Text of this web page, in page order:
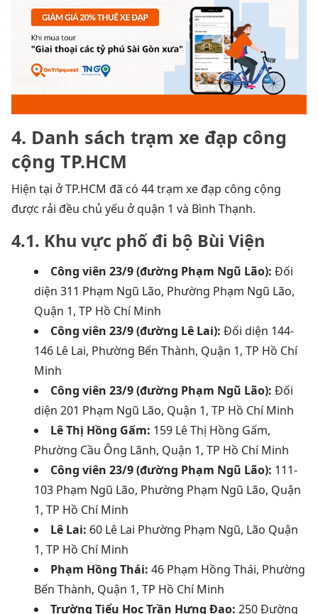
4. Danh sách trạm xe đạp công
cộng TP.HCM
Hiện tại ở TP.HCM đã có 44 trạm xe đạp công cộng
được rải đều chủ yếu ở quận 1 và Bình Thạnh.
4.1. Khu vực phố đi bộ Bùi Viện
Công viên 23/9 (đường Phạm Ngũ Lão): Đối
diện 311 Phạm Ngũ Lão, Phường Phạm Ngũ Lão,
Quận 1, TP Hồ Chí Minh
Công viên 23/9 (đường Lê Lai): Đối diện 144-
146 Lê Lai, Phường Bến Thành, Quận 1, TP Hồ Chí
Minh
Công viên 23/9 (đường Phạm Ngũ Lão): Đối
diện 201 Phạm Ngũ Lão, Quận 1, TP Hồ Chí Minh
Lê Thị Hồng Gấm: 159 Lê Thị Hồng Gấm,
Phường Cầu Ông Lãnh, Quận 1, TP Hồ Chí Minh
Công viên 23/9 (đường Phạm Ngũ Lão): 111-
103 Phạm Ngũ Lão, Phường Phạm Ngũ Lão, Quận
1, TP Hồ Chí Minh
Lê Lai: 60 Lê Lai Phường Phạm Ngũ, Lão Quận
1, TP Hồ Chí Minh
Phạm Hồng Thái: 46 Phạm Hồng Thái, Phường
Bến Thành, Quận 1, TP Hồ Chí Minh
Trường Tiểu Học Trần Hưng Đạo: 250 Đường